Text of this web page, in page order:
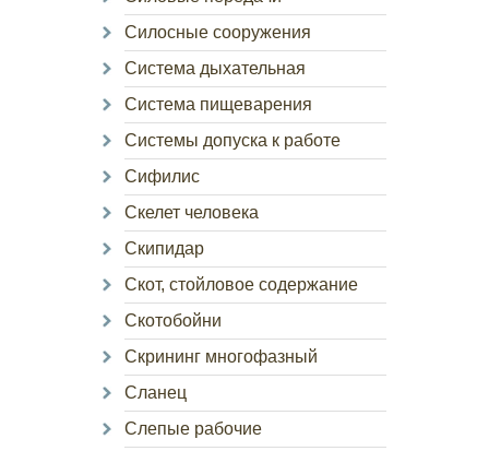
Силосные сооружения
Система дыхательная
Система пищеварения
Системы допуска к работе
Сифилис
Скелет человека
Скипидар
Скот, стойловое содержание
Скотобойни
Скрининг многофазный
Сланец
Слепые рабочие